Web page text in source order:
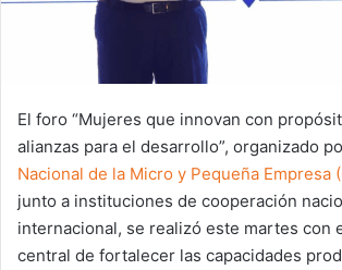
El foro “Mujeres que innovan con
alianzas para el desarrollo”, organizado
Nacional de la Micro y Pequeña Empresa
junto a instituciones de cooperación
internacional, se realizó este martes con
central de fortalecer las capacidades